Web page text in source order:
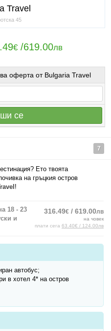
Travel
45
€ /619.00лв
оферта от Bulgaria Travel
се
7
Ето твоята
на гръцкия остров
!
18 - 23
и
316.49€ / 619.00лв
на човек
плати сега 63.40€ / 124.00лв
автобус;
в хотел 4* на остров